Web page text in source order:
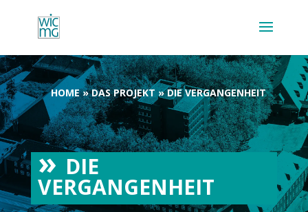
HOME»DAS PROJEKT »DIE VERGANGENHEIT
DIE
VERGANGENHEIT